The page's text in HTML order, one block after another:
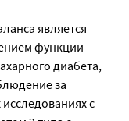
является
функции
диабета,
за
с